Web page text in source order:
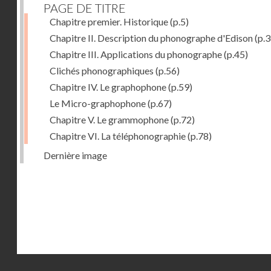
PAGE DE TITRE
Chapitre premier. Historique(p.5)
Chapitre II. Description du phonographe d'Edison
Chapitre III. Applications du phonographe(p.45)
Clichés phonographiques (p.56)
Chapitre IV. Le graphophone(p.59)
Le Micro-graphophone(p.67)
Chapitre V. Le grammophone(p.72)
Chapitre VI. La téléphonographie(p.78)
Dernière image